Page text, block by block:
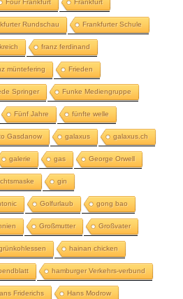
Four Frankfurt Frankfurt
Rundschau Frankfurter Schule
franz ferdinand
müntefering Frieden
Springer Funke Mediengruppe
Fünf Jahre fünfte welle
Gasdanow galaxus galaxus.ch
galerie gas George Orwell
gin
Golfurlaub gong bao
Großmutter Großvater
hainan chicken
hamburger Verkehrs-verbund
Friderichs Hans Modrow